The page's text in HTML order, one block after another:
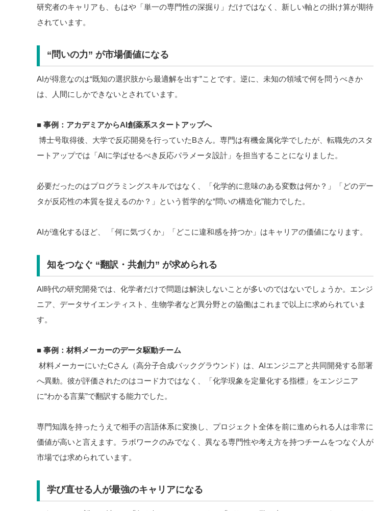
研究者のキャリアも、もはや「単一の専門性の深掘り」だけではなく、新しい軸との掛け算が期待
されています。
“問いの力” が市場価値になる
AIが得意なのは“既知の選択肢から最適解を出す”ことです。逆に、未知の領域で何を問うべきか
は、人間にしかできないとされています。
■ 事例：アカデミアからAI創薬系スタートアップへ
博士号取得後、大学で反応開発を行っていたBさん。専門は有機金属化学でしたが、転職先のスタ
ートアップでは「AIに学ばせるべき反応パラメータ設計」を担当することになりました。
必要だったのはプログラミングスキルではなく、「化学的に意味のある変数は何か？」「どのデー
タが反応性の本質を捉えるのか？」という哲学的な“問いの構造化”能力でした。
AIが進化するほど、 「何に気づくか」「どこに違和感を持つか」はキャリアの価値になります。
知をつなぐ “翻訳・共創力” が求められる
AI時代の研究開発では、化学者だけで問題は解決しないことが多いのではないでしょうか。エンジ
ニア、データサイエンティスト、生物学者など異分野との協働はこれまで以上に求められていま
す。
■ 事例：材料メーカーのデータ駆動チーム
材料メーカーにいたCさん（高分子合成バックグラウンド）は、AIエンジニアと共同開発する部署
へ異動。彼が評価されたのはコード力ではなく、「化学現象を定量化する指標」をエンジニア
に“わかる言葉”で翻訳する能力でした。
専門知識を持ったうえで相手の言語体系に変換し、プロジェクト全体を前に進められる人は非常に
価値が高いと言えます。ラボワークのみでなく、異なる専門性や考え方を持つチームをつなぐ人が
市場では求められています。
学び直せる人が最強のキャリアになる